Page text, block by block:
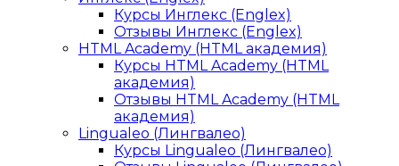
Курсы Инглекс (Englex)
Отзывы Инглекс (Englex)
HTML Academy (HTML академия)
Курсы HTML Academy (HTML
академия)
Отзывы HTML Academy (HTML
академия)
Lingualeo (Лингвалео)
Курсы Lingualeo (Лингвалео)